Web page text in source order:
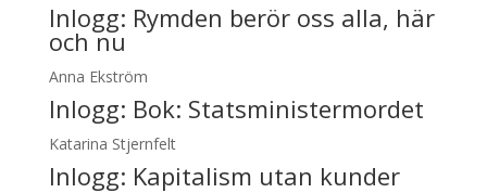
Inlogg: Rymden berör oss alla, här
och nu
Anna Ekström
Inlogg: Bok: Statsministermordet
Katarina Stjernfelt
Inlogg: Kapitalism utan kunder